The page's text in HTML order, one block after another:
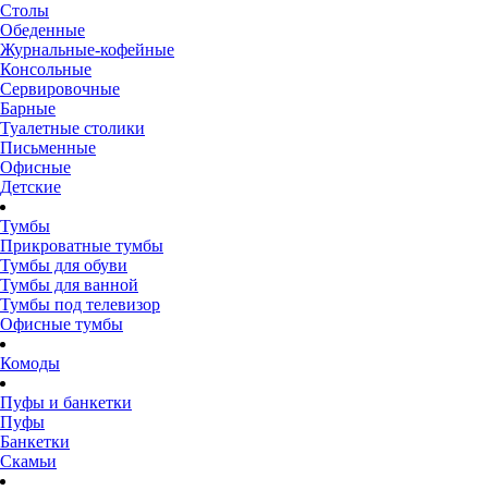
Столы
Обеденные
Журнальные-кофейные
Консольные
Сервировочные
Барные
Туалетные столики
Письменные
Офисные
Детские
Тумбы
Прикроватные тумбы
Тумбы для обуви
Тумбы для ванной
Тумбы под телевизор
Офисные тумбы
Комоды
Пуфы и банкетки
Пуфы
Банкетки
Скамьи